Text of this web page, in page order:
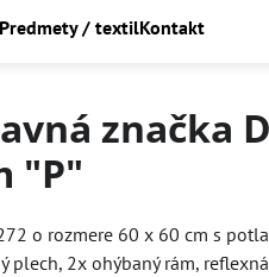
/ textilKontakt
značka
"P"
o rozmere 60 x 60 cm s
plech, 2x ohýbaný rám,